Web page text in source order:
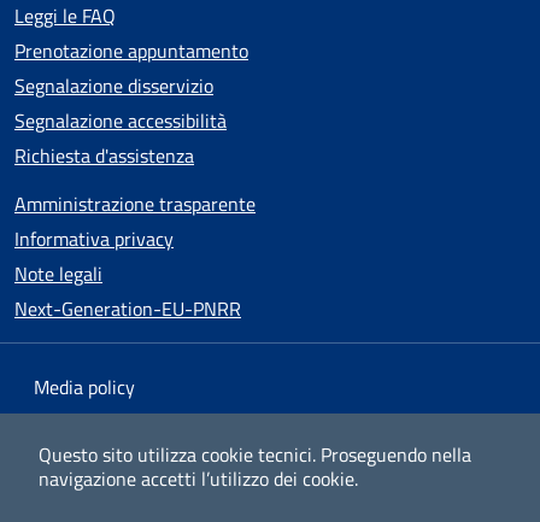
Questo sito utilizza cookie tecnici. Proseguendo nella
navigazione accetti l’utilizzo dei cookie.
Leggi le FAQ
Prenotazione appuntamento
Segnalazione disservizio
Segnalazione accessibilità
Richiesta d'assistenza
Amministrazione trasparente
Informativa privacy
Note legali
Next-Generation-EU-PNRR
Media policy
Dichiarazione di accessibilità